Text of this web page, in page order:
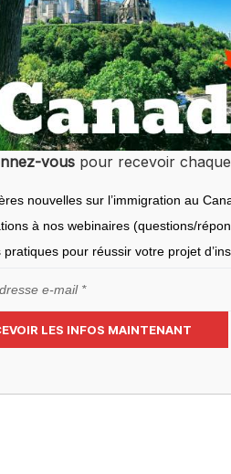
vouspour recevoir chaque
nouvelles sur l’immigration au
à nos webinaires (questions/
pratiques pour réussir votre projet